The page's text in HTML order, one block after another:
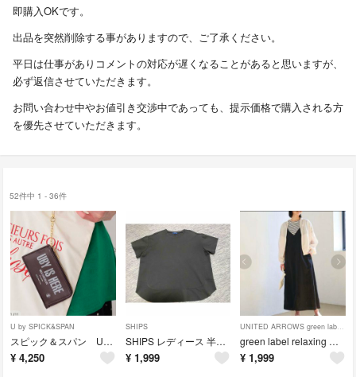
即購入OKです。
出品を突然削除する事がありますので、ご了承ください。
平日は仕事がありコメントの対応が遅くなることがあると思いますが、
必ず返信させていただきます。
お問い合わせ中やお値引き交渉中であっても、提示価格で購入される方
を優先させていただきます。
52件中 1 - 36件
U by SPICK&SPAN
スピック＆スパン UBY ポーチウォレット
¥ 4,250
SHIPS
SHIPS レディース 半袖Tシャツ ブラック
¥ 1,999
UNITED ARROWS green label relaxing
green label relaxing シアー MA1 薄手ブルゾン
¥ 1,999